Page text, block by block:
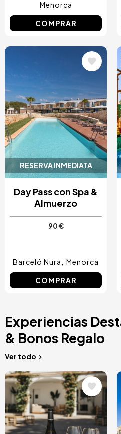
Menorca
COMPRAR
RESERVA INMEDIATA
Day Pass con Spa &
Almuerzo
90 €
Barceló Nura Menorca
COMPRAR
Experiencias
& Bonos Regalo
Ver todo
Image